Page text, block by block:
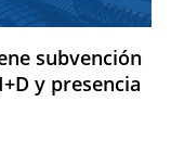
subvención
y presencia